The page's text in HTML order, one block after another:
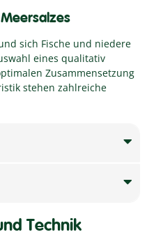
sich Fische und niedere
eines qualitativ
Zusammensetzung
stehen zahlreiche
Technik